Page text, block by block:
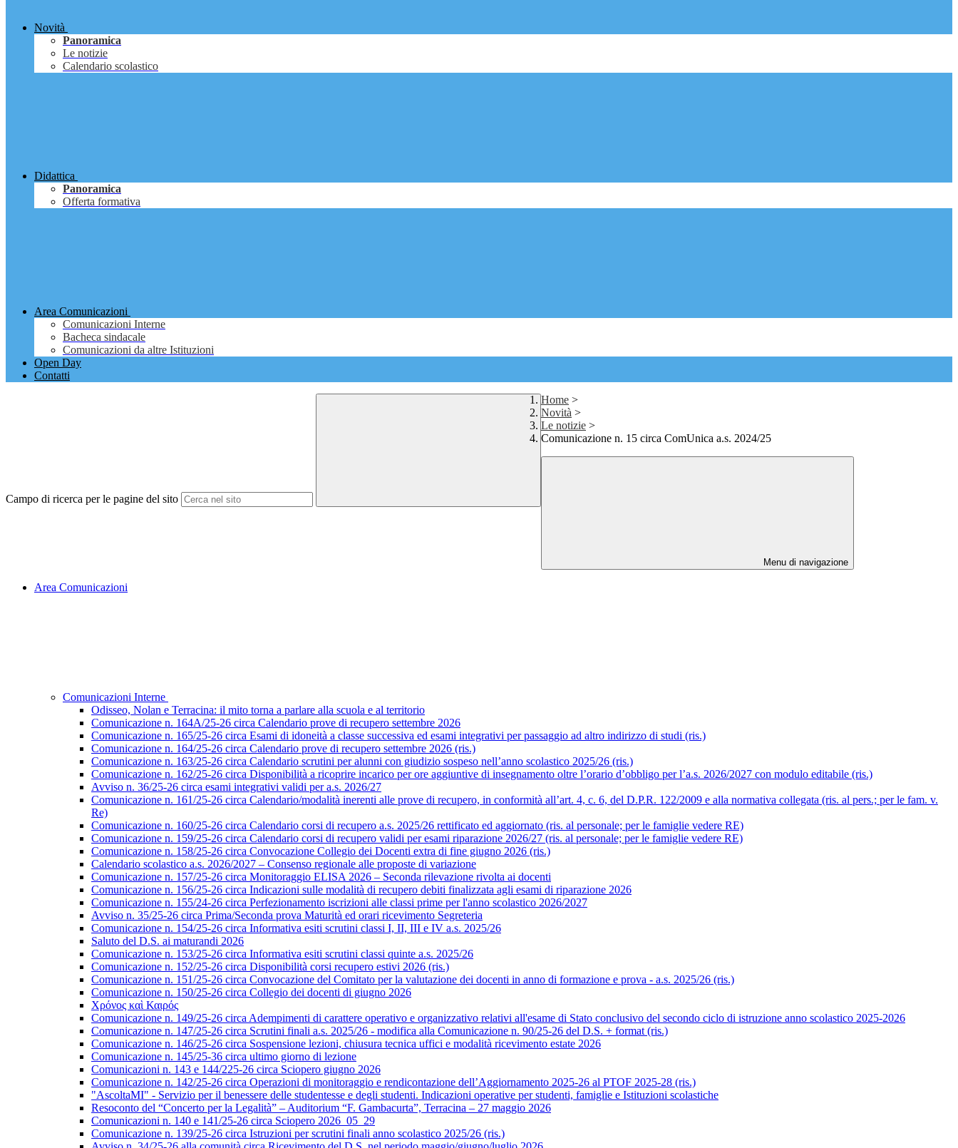
Novità
Panoramica
Le notizie
Calendario scolastico
Didattica
Panoramica
Offerta formativa
Area Comunicazioni
Comunicazioni Interne
Bacheca sindacale
Comunicazioni da altre Istituzioni
Open Day
Contatti
Campo di ricerca per le pagine del sito
Home >
Novità >
Le notizie >
Comunicazione n. 15 circa ComUnica a.s. 2024/25
Menu di navigazione
Area Comunicazioni
Comunicazioni Interne
Odisseo, Nolan e Terracina: il mito torna a parlare alla scuola e al territorio
Comunicazione n. 164A/25-26 circa Calendario prove di recupero settembre 2026
Comunicazione n. 165/25-26 circa Esami di idoneità a classe successiva ed esami integrativi per passaggio ad altro indirizzo di studi (ris.)
Comunicazione n. 164/25-26 circa Calendario prove di recupero settembre 2026 (ris.)
Comunicazione n. 163/25-26 circa Calendario scrutini per alunni con giudizio sospeso nell’anno scolastico 2025/26 (ris.)
Comunicazione n. 162/25-26 circa Disponibilità a ricoprire incarico per ore aggiuntive di insegnamento oltre l’orario d’obbligo per l’a.s. 2026/2027 con modulo editabile (ris.)
Avviso n. 36/25-26 circa esami integrativi validi per a.s. 2026/27
Comunicazione n. 161/25-26 circa Calendario/modalità inerenti alle prove di recupero, in conformità all’art. 4, c. 6, del D.P.R. 122/2009 e alla normativa collegata (ris. al pers.; per le fam. v.
Re)
Comunicazione n. 160/25-26 circa Calendario corsi di recupero a.s. 2025/26 rettificato ed aggiornato (ris. al personale; per le famiglie vedere RE)
Comunicazione n. 159/25-26 circa Calendario corsi di recupero validi per esami riparazione 2026/27 (ris. al personale; per le famiglie vedere RE)
Comunicazione n. 158/25-26 circa Convocazione Collegio dei Docenti extra di fine giugno 2026 (ris.)
Calendario scolastico a.s. 2026/2027 – Consenso regionale alle proposte di variazione
Comunicazione n. 157/25-26 circa Monitoraggio ELISA 2026 – Seconda rilevazione rivolta ai docenti
Comunicazione n. 156/25-26 circa Indicazioni sulle modalità di recupero debiti finalizzata agli esami di riparazione 2026
Comunicazione n. 155/24-26 circa Perfezionamento iscrizioni alle classi prime per l'anno scolastico 2026/2027
Avviso n. 35/25-26 circa Prima/Seconda prova Maturità ed orari ricevimento Segreteria
Comunicazione n. 154/25-26 circa Informativa esiti scrutini classi I, II, III e IV a.s. 2025/26
Saluto del D.S. ai maturandi 2026
Comunicazione n. 153/25-26 circa Informativa esiti scrutini classi quinte a.s. 2025/26
Comunicazione n. 152/25-26 circa Disponibilità corsi recupero estivi 2026 (ris.)
Comunicazione n. 151/25-26 circa Convocazione del Comitato per la valutazione dei docenti in anno di formazione e prova - a.s. 2025/26 (ris.)
Comunicazione n. 150/25-26 circa Collegio dei docenti di giugno 2026
Χρόνος καὶ Καιρός
Comunicazione n. 149/25-26 circa Adempimenti di carattere operativo e organizzativo relativi all'esame di Stato conclusivo del secondo ciclo di istruzione anno scolastico 2025-2026
Comunicazione n. 147/25-26 circa Scrutini finali a.s. 2025/26 - modifica alla Comunicazione n. 90/25-26 del D.S. + format (ris.)
Comunicazione n. 146/25-26 circa Sospensione lezioni, chiusura tecnica uffici e modalità ricevimento estate 2026
Comunicazione n. 145/25-36 circa ultimo giorno di lezione
Comunicazioni n. 143 e 144/225-26 circa Sciopero giugno 2026
Comunicazione n. 142/25-26 circa Operazioni di monitoraggio e rendicontazione dell’Aggiornamento 2025-26 al PTOF 2025-28 (ris.)
"AscoltaMI" - Servizio per il benessere delle studentesse e degli studenti. Indicazioni operative per studenti, famiglie e Istituzioni scolastiche
Resoconto del “Concerto per la Legalità” – Auditorium “F. Gambacurta”, Terracina – 27 maggio 2026
Comunicazioni n. 140 e 141/25-26 circa Sciopero 2026_05_29
Comunicazione n. 139/25-26 circa Istruzioni per scrutini finali anno scolastico 2025/26 (ris.)